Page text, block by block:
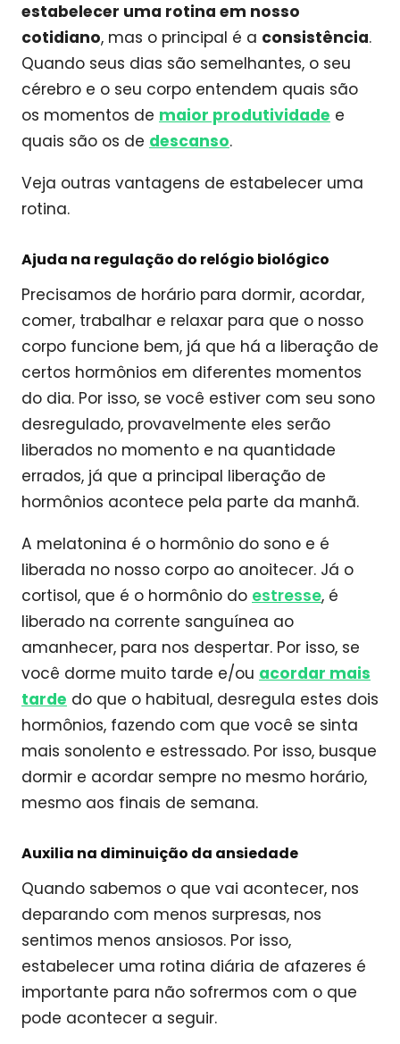
estabelecer uma rotina em nosso
cotidiano, mas o principal é a consistência.
Quando seus dias são semelhantes, o seu
cérebro e o seu corpo entendem quais são
os momentos de maior produtividade e
quais são os de descanso.
Veja outras vantagens de estabelecer uma
rotina.
Ajuda na regulação do relógio biológico
Precisamos de horário para dormir, acordar,
comer, trabalhar e relaxar para que o nosso
corpo funcione bem, já que há a liberação de
certos hormônios em diferentes momentos
do dia. Por isso, se você estiver com seu sono
desregulado, provavelmente eles serão
liberados no momento e na quantidade
errados, já que a principal liberação de
hormônios acontece pela parte da manhã.
A melatonina é o hormônio do sono e é
liberada no nosso corpo ao anoitecer. Já o
cortisol, que é o hormônio do estresse, é
liberado na corrente sanguínea ao
amanhecer, para nos despertar. Por isso, se
você dorme muito tarde e/ou acordar mais
tarde do que o habitual, desregula estes dois
hormônios, fazendo com que você se sinta
mais sonolento e estressado. Por isso, busque
dormir e acordar sempre no mesmo horário,
mesmo aos finais de semana.
Auxilia na diminuição da ansiedade
Quando sabemos o que vai acontecer, nos
deparando com menos surpresas, nos
sentimos menos ansiosos. Por isso,
estabelecer uma rotina diária de afazeres é
importante para não sofrermos com o que
pode acontecer a seguir.